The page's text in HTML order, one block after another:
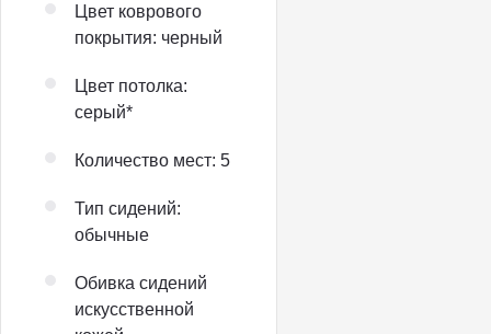
Цвет коврового
покрытия: черный
Цвет потолка:
серый*
Количество мест: 5
Тип сидений:
обычные
Обивка сидений
искусственной